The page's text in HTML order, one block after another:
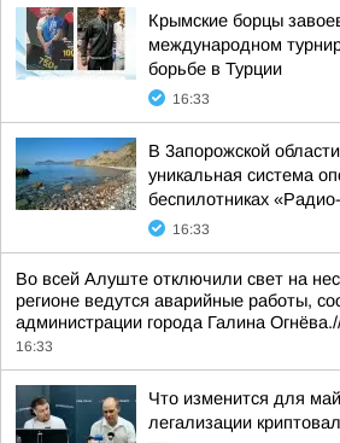
Крымские борцы
международном
борьбе в Турции
16:33
В 3апорожской
уникальная система
беспилотниках
16:33
Во всей Алуште отключили свет на
регионе ведутся аварийные работы,
администрации города Галина
16:33
Что изменится для
легализации